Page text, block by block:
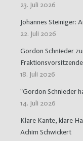
23. Juli 2026
Johannes Steiniger:
22. Juli 2026
Gordon Schnieder
18. Juli 2026
"Gordon Schnieder
14. Juli 2026
Klare Kante, klare
Achim Schwickert